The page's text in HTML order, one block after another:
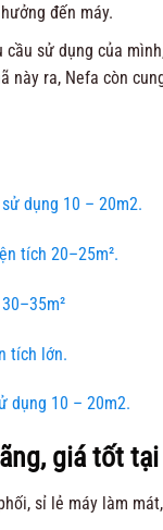
đến máy.
sử dụng của
này ra, Nefa còn
dụng 10 – 20m2.
tích 20–25m².
tích lớn.
dụng 10 – 20m2.
giá tốt
sỉ lẻ máy làm